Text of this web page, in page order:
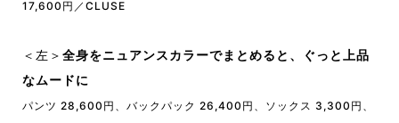
17,600円／CLUSE
＜左＞ 全身をニュアンスカラーでまとめると、ぐっと上品
なムードに
パンツ 28,600円、バックパック 26,400円、ソックス 3,300円、